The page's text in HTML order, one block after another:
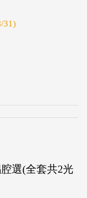
31)
選(全套共2光